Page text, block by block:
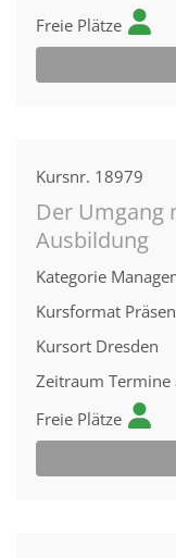
Freie Plätze
Kursnr. 18979
Der Umgang
Ausbildung
Kategorie
Kursformat
Kursort Dresden
Zeitraum Termine
Freie Plätze